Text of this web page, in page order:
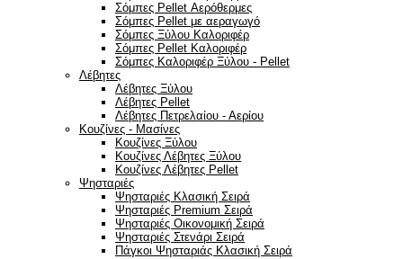
Σόμπες Pellet Αερόθερμες
Σόμπες Pellet με αεραγωγό
Σόμπες Ξύλου Καλοριφέρ
Σόμπες Pellet Καλοριφέρ
Σόμπες Καλοριφέρ Ξύλου - Pellet
Λέβητες
Λέβητες Ξύλου
Λέβητες Pellet
Λέβητες Πετρελαίου - Αερίου
Κουζίνες - Μασίνες
Κουζίνες Ξύλου
Κουζίνες Λέβητες Ξύλου
Κουζίνες Λέβητες Pellet
Ψησταριές
Ψησταριές Κλασική Σειρά
Ψησταριές Premium Σειρά
Ψησταριές Οικονομική Σειρά
Ψησταριές Στενάρι Σειρά
Πάγκοι Ψησταριάς Κλασική Σειρά